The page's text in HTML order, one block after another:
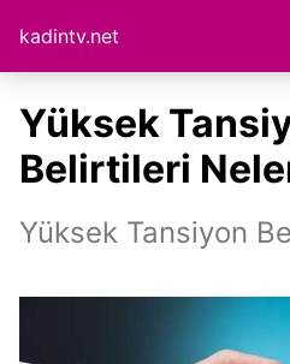
kadintv.net
Yüksek
Belirtileri
Yüksek Tansiyon